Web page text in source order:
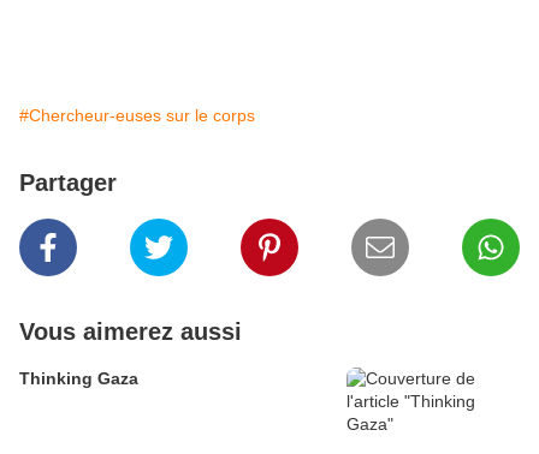
#Chercheur-euses sur le corps
Partager
Vous aimerez aussi
Thinking Gaza